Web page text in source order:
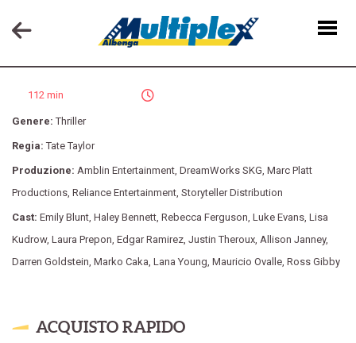
LA RAGAZZA DEL TRENO
112 min
Genere:Thriller
Regia:Tate Taylor
Produzione: Amblin Entertainment, DreamWorks SKG, Marc Platt
Productions, Reliance Entertainment, Storyteller Distribution
Cast: Emily Blunt, Haley Bennett, Rebecca Ferguson, Luke Evans, Lisa
Kudrow, Laura Prepon, Edgar Ramirez, Justin Theroux, Allison Janney,
Darren Goldstein, Marko Caka, Lana Young, Mauricio Ovalle, Ross Gibby
ACQUISTO RAPIDO